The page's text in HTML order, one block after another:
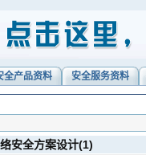
全产品资料 安全服务资料
安全方案设计(1)